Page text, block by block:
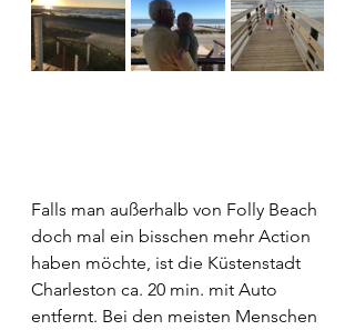
Falls man außerhalb von Folly Beach
doch mal ein bisschen mehr Action
haben möchte, ist die Küstenstadt
Charleston ca. 20 min. mit Auto
entfernt. Bei den meisten Menschen